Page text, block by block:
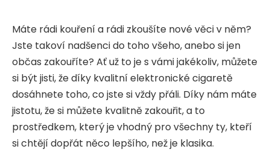
Máte rádi kouření a rádi zkoušíte nové věci v něm?
Jste takoví nadšenci do toho všeho, anebo si jen
občas zakouříte? Ať už to je s vámi jakékoliv, můžete
si být jisti, že díky kvalitníelektronické cigaretě
dosáhnete toho, co jste si vždy přáli. Díky nám máte
jistotu, že si můžete kvalitně zakouřit, a to
prostředkem, který je vhodný pro všechny ty, kteří
si chtějí dopřát něco lepšího, než je klasika.